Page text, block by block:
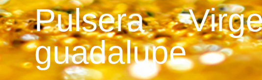
Pulsera
guadalupe